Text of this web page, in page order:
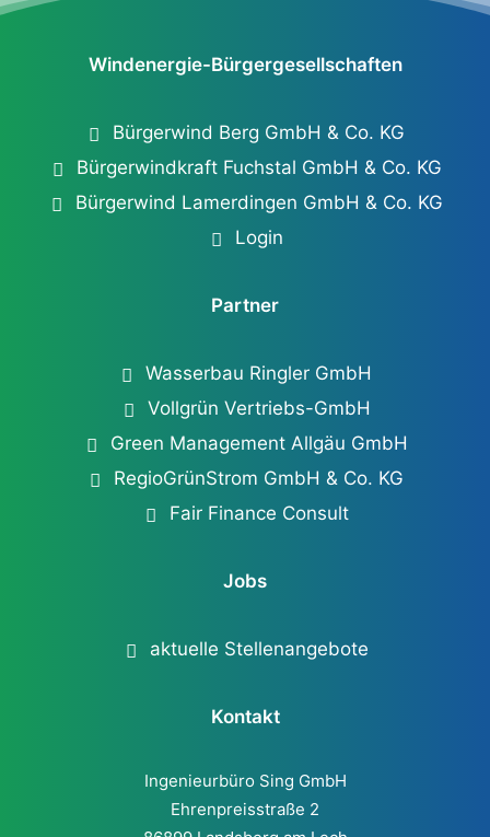
Windenergie-Bürgergesellschaften
Bürgerwind Berg GmbH & Co. KG
Bürgerwindkraft Fuchstal GmbH & Co. KG
Bürgerwind Lamerdingen GmbH & Co. KG
Login
Partner
Wasserbau Ringler GmbH
Vollgrün Vertriebs-GmbH
Green Management Allgäu GmbH
RegioGrünStrom GmbH & Co. KG
Fair Finance Consult
Jobs
aktuelle Stellenangebote
Kontakt
Ingenieurbüro Sing GmbH
Ehrenpreisstraße 2